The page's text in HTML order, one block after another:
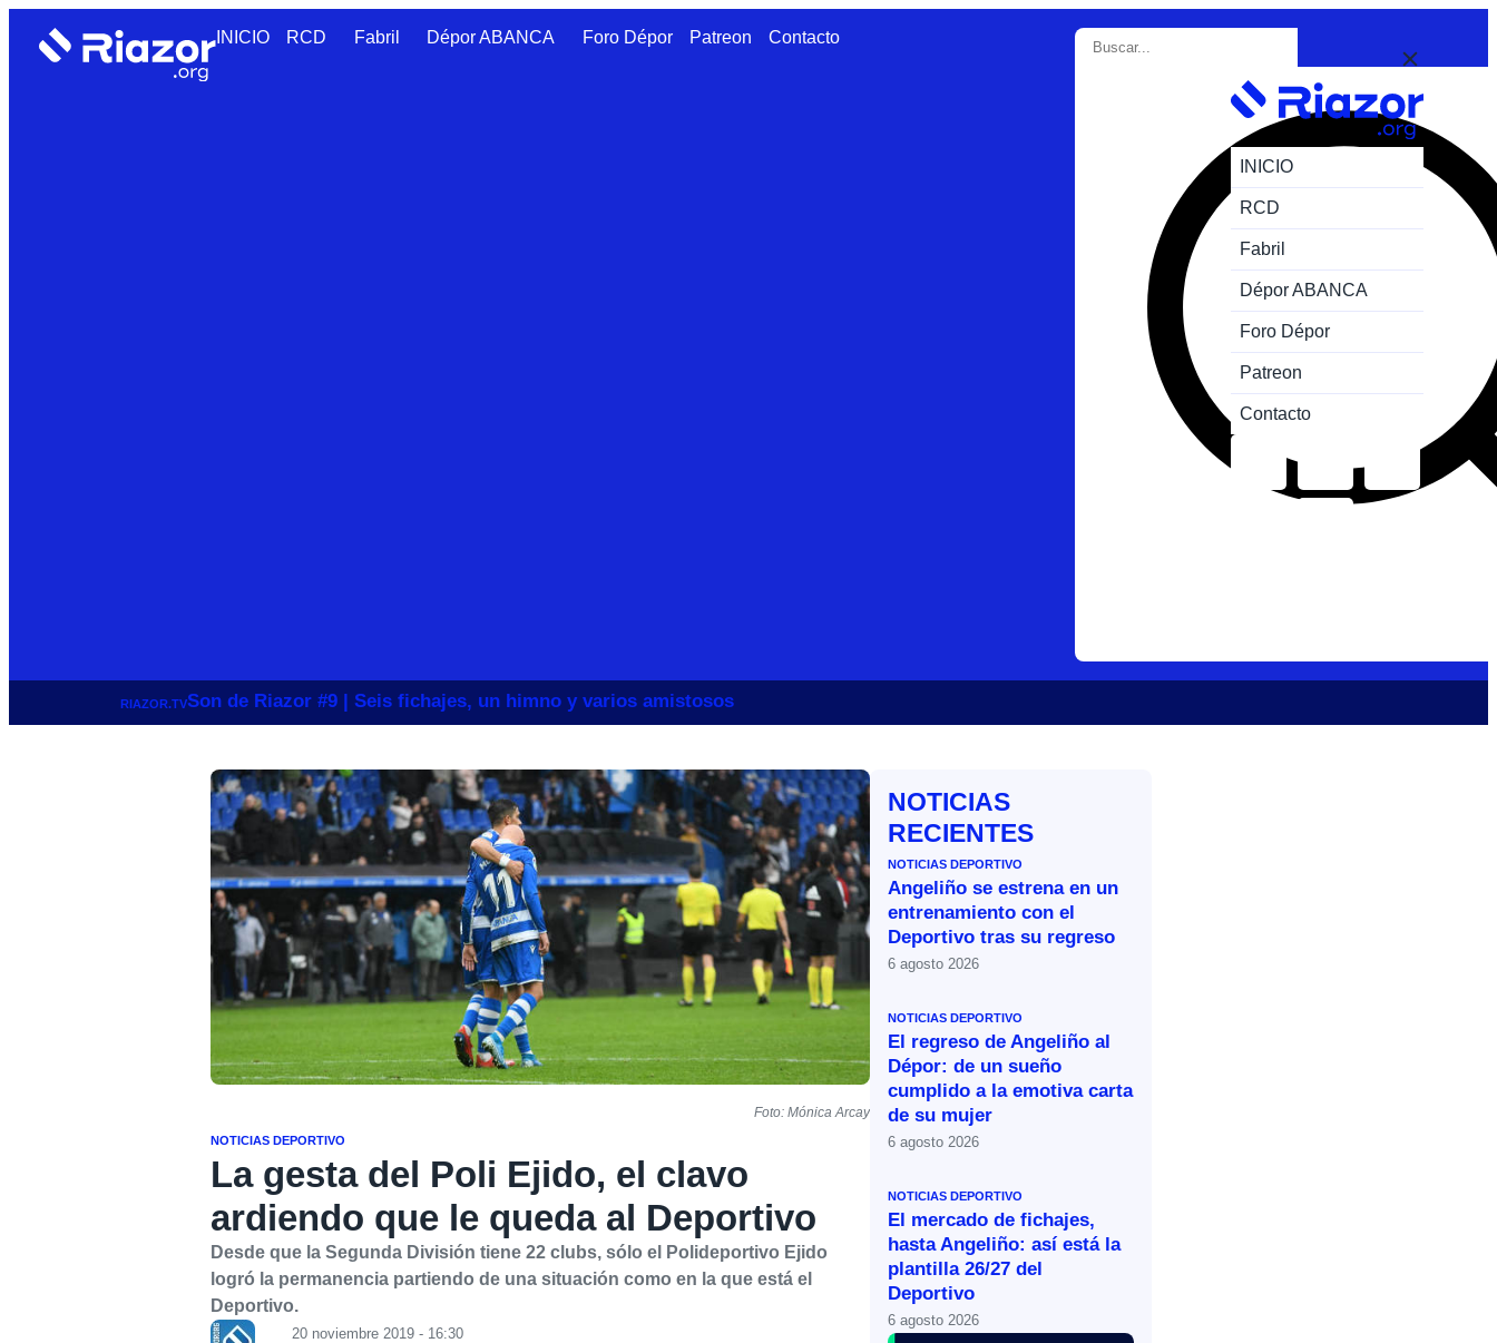
INICIO RCD Fabril Dépor ABANCA Foro Dépor Patreon Contacto
INICIO
RCD
Fabril
Dépor ABANCA
Foro Dépor
Patreon
Contacto
RIAZOR.TVSon de Riazor #9 | Seis fichajes, un himno y varios amistosos
Foto: Mónica Arcay
NOTICIAS DEPORTIVO
La gesta del Poli Ejido, el clavo
ardiendo que le queda al Deportivo
Desde que la Segunda División tiene 22 clubs, sólo el Polideportivo Ejido
logró la permanencia partiendo de una situación como en la que está el
Deportivo.
20 noviembre 2019 - 16:30
NOTICIAS
RECIENTES
NOTICIAS DEPORTIVO
Angeliño se estrena en un
entrenamiento con el
Deportivo tras su regreso
6 agosto 2026
NOTICIAS DEPORTIVO
El regreso de Angeliño al
Dépor: de un sueño
cumplido a la emotiva carta
de su mujer
6 agosto 2026
NOTICIAS DEPORTIVO
El mercado de fichajes,
hasta Angeliño: así está la
plantilla 26/27 del
Deportivo
6 agosto 2026